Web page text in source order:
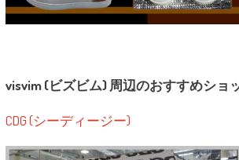
visvim (ビズビム) 周辺のおすすめショ
CDG (シーディージー)